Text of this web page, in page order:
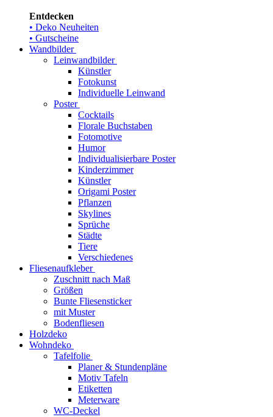
Entdecken
• Deko Neuheiten
• Gutscheine
Wandbilder
Leinwandbilder
Künstler
Fotokunst
Individuelle Leinwand
Poster
Cocktails
Florale Buchstaben
Fotomotive
Humor
Individualisierbare Poster
Kinderzimmer
Künstler
Origami Poster
Pflanzen
Skylines
Sprüche
Städte
Tiere
Verschiedenes
Fliesenaufkleber
Zuschnitt nach Maß
Größen
Bunte Fliesensticker
mit Muster
Bodenfliesen
Holzdeko
Wohndeko
Tafelfolie
Planer & Stundenpläne
Motiv Tafeln
Etiketten
Meterware
WC-Deckel